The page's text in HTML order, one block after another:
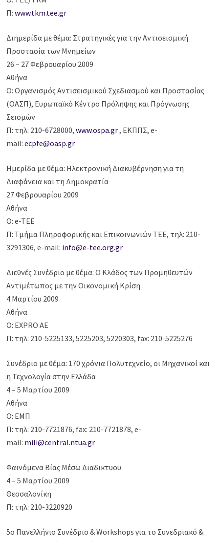
Π:www.tkm.tee.gr
Διημερίδα με θέμα: Στρατηγικές για την Αντισεισμική
Προστασία των Μνημείων
26 – 27 Φεβρουαρίου 2009
Αθήνα
Ο: Οργανισμός Αντισεισμικού Σχεδιασμού και Προστασίας
(ΟΑΣΠ), Ευρωπαϊκό Κέντρο Πρόληψης και Πρόγνωσης
Σεισμών
Π: τηλ: 210-6728000,www.ospa.gr, ΕΚΠΠΣ, e-
mail:ecpfe@oasp.gr
Ημερίδα με θέμα: Ηλεκτρονική Διακυβέρνηση για τη
Διαφάνεια και τη Δημοκρατία
27 Φεβρουαρίου 2009
Αθήνα
Ο: e-TEE
Π: Τμήμα Πληροφορικής και Επικοινωνιών ΤΕΕ, τηλ: 210-
3291306, e-mail: info@e-tee.org.gr
Διεθνές Συνέδριο με θέμα: Ο Κλάδος των Προμηθευτών
Αντιμέτωπος με την Οικονομική Κρίση
4 Μαρτίου 2009
Αθήνα
Ο: EXPRO ΑΕ
Π: τηλ: 210-5225133, 5225203, 5220303, fax: 210-5225276
Συνέδριο με θέμα: 170 χρόνια Πολυτεχνείο, οι Μηχανικοί και
η Τεχνολογία στην Ελλάδα
4 – 5 Μαρτίου 2009
Αθήνα
Ο: ΕΜΠ
Π: τηλ: 210-7721876, fax: 210-7721878, e-
mail: mili@central.ntua.gr
Φαινόμενα Βίας Μέσω Διαδικτυου
4 – 5 Μαρτίου 2009
Θεσσαλονίκη
Π: τηλ: 210-3220920
5ο Πανελλήνιο Συνέδριο & Workshops για το Συνεδριακό &